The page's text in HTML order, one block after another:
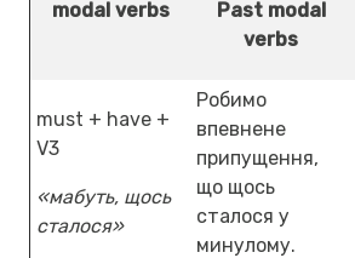
modal verbs
Past modal
verbs
must + have +
V3
«мабуть, щось
сталося»
Робимо
впевнене
припущення,
що щось
сталося у
минулому.